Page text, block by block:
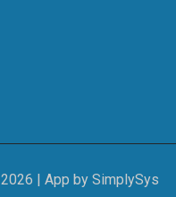
2026 | App by SimplySys